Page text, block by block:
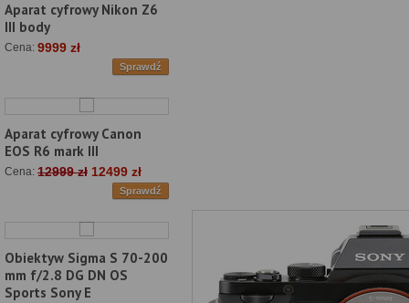
Aparat cyfrowy Nikon Z6
III body
Cena: 9999 zł
Sprawdź
Aparat cyfrowy Canon
EOS R6 mark III
Cena: 12999 zł 12499 zł
Sprawdź
Obiektyw Sigma S 70-200
mm f/2.8 DG DN OS
Sports Sony E